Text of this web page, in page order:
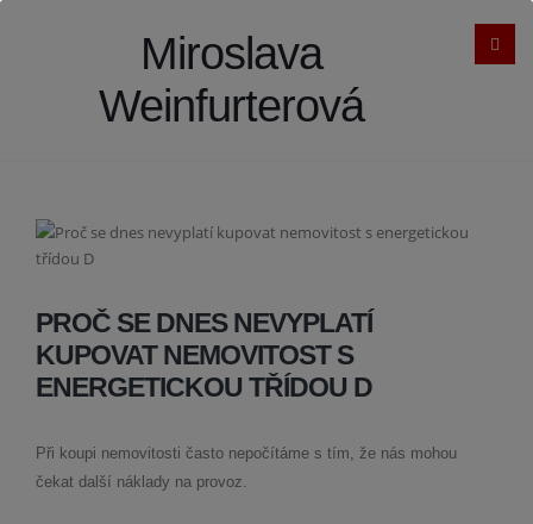
Miroslava
Weinfurterová
PROČ SE DNES NEVYPLATÍ
KUPOVAT NEMOVITOST S
ENERGETICKOU TŘÍDOU D
Při koupi nemovitosti často nepočítáme s tím, že nás mohou
čekat další náklady na provoz.